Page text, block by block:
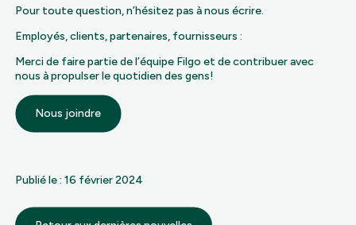
Pour toute question, n’hésitez pas à nous écrire.
Employés, clients, partenaires, fournisseurs :
Merci de faire partie de l’équipe Filgo et de contribuer avec
nous à propulser le quotidien des gens!
Nous joindre
Publié le : 16 février 2024